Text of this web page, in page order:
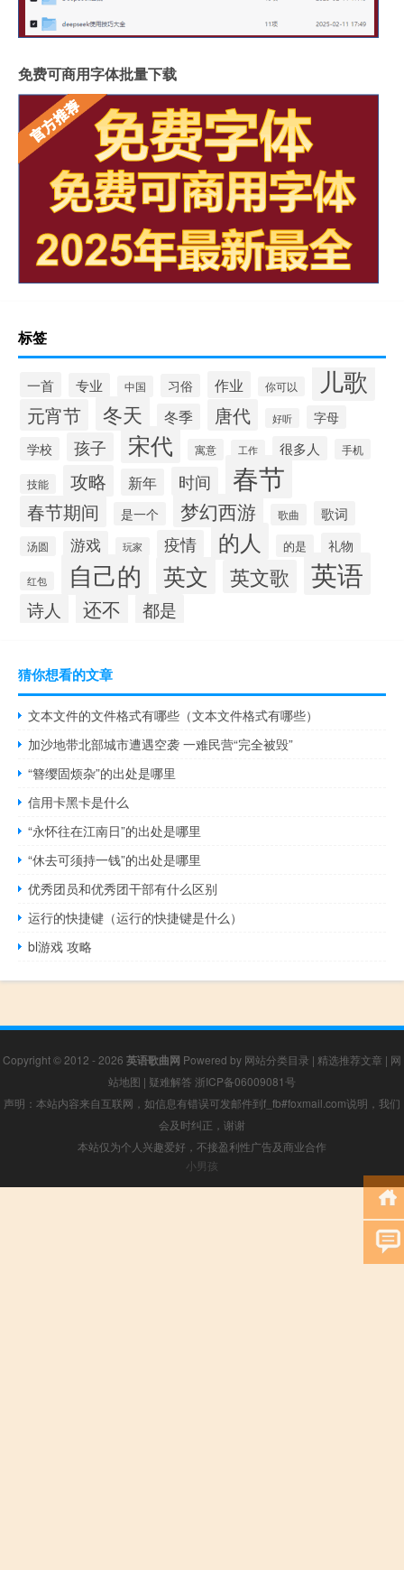
免费可商用字体批量下载
标签
一首 专业 中国 习俗 作业 你可以 儿歌
元宵节 冬天 冬季 唐代 好听
字母
学校
孩子 宋代 寓意 工作 很多人 手机
技能 攻略 新年 时间 春节
春节期间 是一个 梦幻西游 歌曲 歌词
汤圆 游戏 玩家 疫情 的人 的是 礼物
红包 自己的 英文 英文歌 英语
诗人 还不 都是
猜你想看的文章
文本文件的文件格式有哪些（文本文件格式有哪些）
加沙地带北部城市遭遇空袭 一难民营“完全被毁”
“簪缨固烦杂”的出处是哪里
信用卡黑卡是什么
“永怀往在江南日”的出处是哪里
“休去可须持一钱”的出处是哪里
优秀团员和优秀团干部有什么区别
运行的快捷键（运行的快捷键是什么）
bl游戏 攻略
Copyright © 2012 - 2026 英语歌曲网 Powered by 网站分类目录 | 精选推荐文章 | 网
站地图 | 疑难解答 浙ICP备06009081号
声明：本站内容来自互联网，如信息有错误可发邮件到f_fb#foxmail.com说明，我们
会及时纠正，谢谢
本站仅为个人兴趣爱好，不接盈利性广告及商业合作
小男孩